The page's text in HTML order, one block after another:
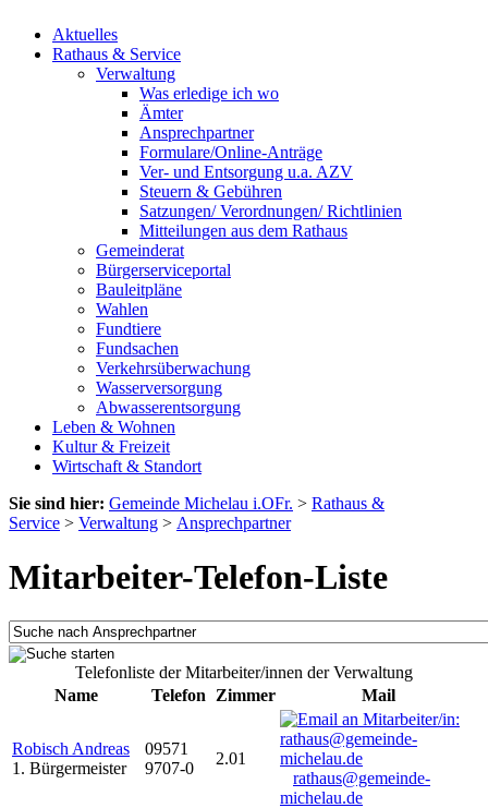
Aktuelles
Rathaus & Service
Verwaltung
Was erledige ich wo
Ämter
Ansprechpartner
Formulare/Online-Anträge
Ver- und Entsorgung u.a. AZV
Steuern & Gebühren
Satzungen/ Verordnungen/ Richtlinien
Mitteilungen aus dem Rathaus
Gemeinderat
Bürgerserviceportal
Bauleitpläne
Wahlen
Fundtiere
Fundsachen
Verkehrsüberwachung
Wasserversorgung
Abwasserentsorgung
Leben & Wohnen
Kultur & Freizeit
Wirtschaft & Standort
Sie sind hier: Gemeinde Michelau i.OFr. > Rathaus &
Service > Verwaltung > Ansprechpartner
Mitarbeiter-Telefon-Liste
Telefonliste der Mitarbeiter/innen der Verwaltung
Name
Telefon Zimmer Mail
Robisch Andreas
1. Bürgermeister
09571
9707-0
2.01
rathaus@gemeinde-
michelau.de